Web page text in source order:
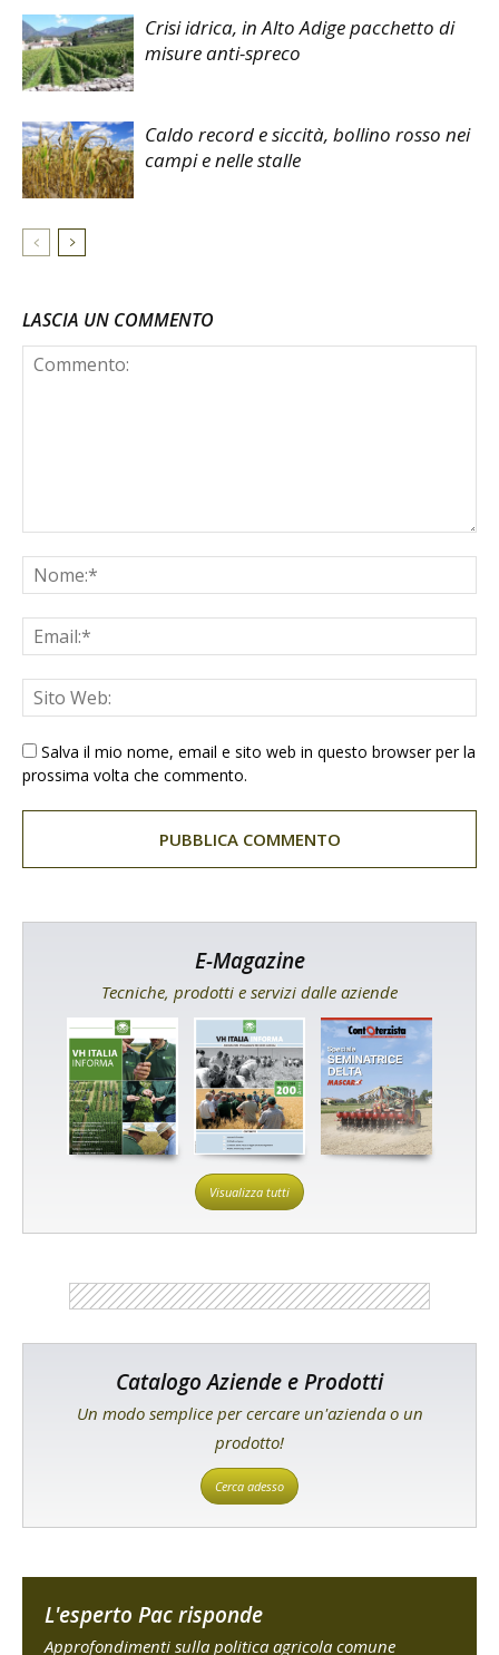
Crisi idrica, in Alto Adige pacchetto di
misure anti-spreco
Caldo record e siccità, bollino rosso nei
campi e nelle stalle
LASCIA UN COMMENTO
Salva il mio nome, email e sito web in questo browser per la
prossima volta che commento.
E-Magazine
Tecniche, prodotti e servizi dalle aziende
Visualizza tutti
Catalogo Aziende e Prodotti
Un modo semplice per cercare un'azienda o un
prodotto!
Cerca adesso
L'esperto Pac risponde
Approfondimenti sulla politica agricola comune